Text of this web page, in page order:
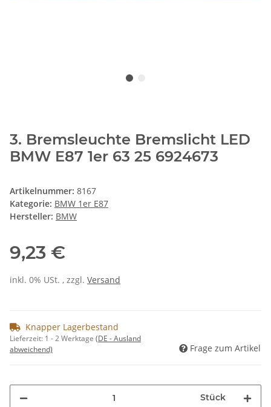
3. Bremsleuchte Bremslicht LED
BMW E87 1er 63 25 6924673
Artikelnummer: 8167
Kategorie: BMW 1er E87
Hersteller: BMW
9,23 €
inkl. 0% USt. , zzgl. Versand
Knapper Lagerbestand
Lieferzeit: 1 - 2 Werktage (DE - Ausland
abweichend)
Frage zum Artikel
Stück